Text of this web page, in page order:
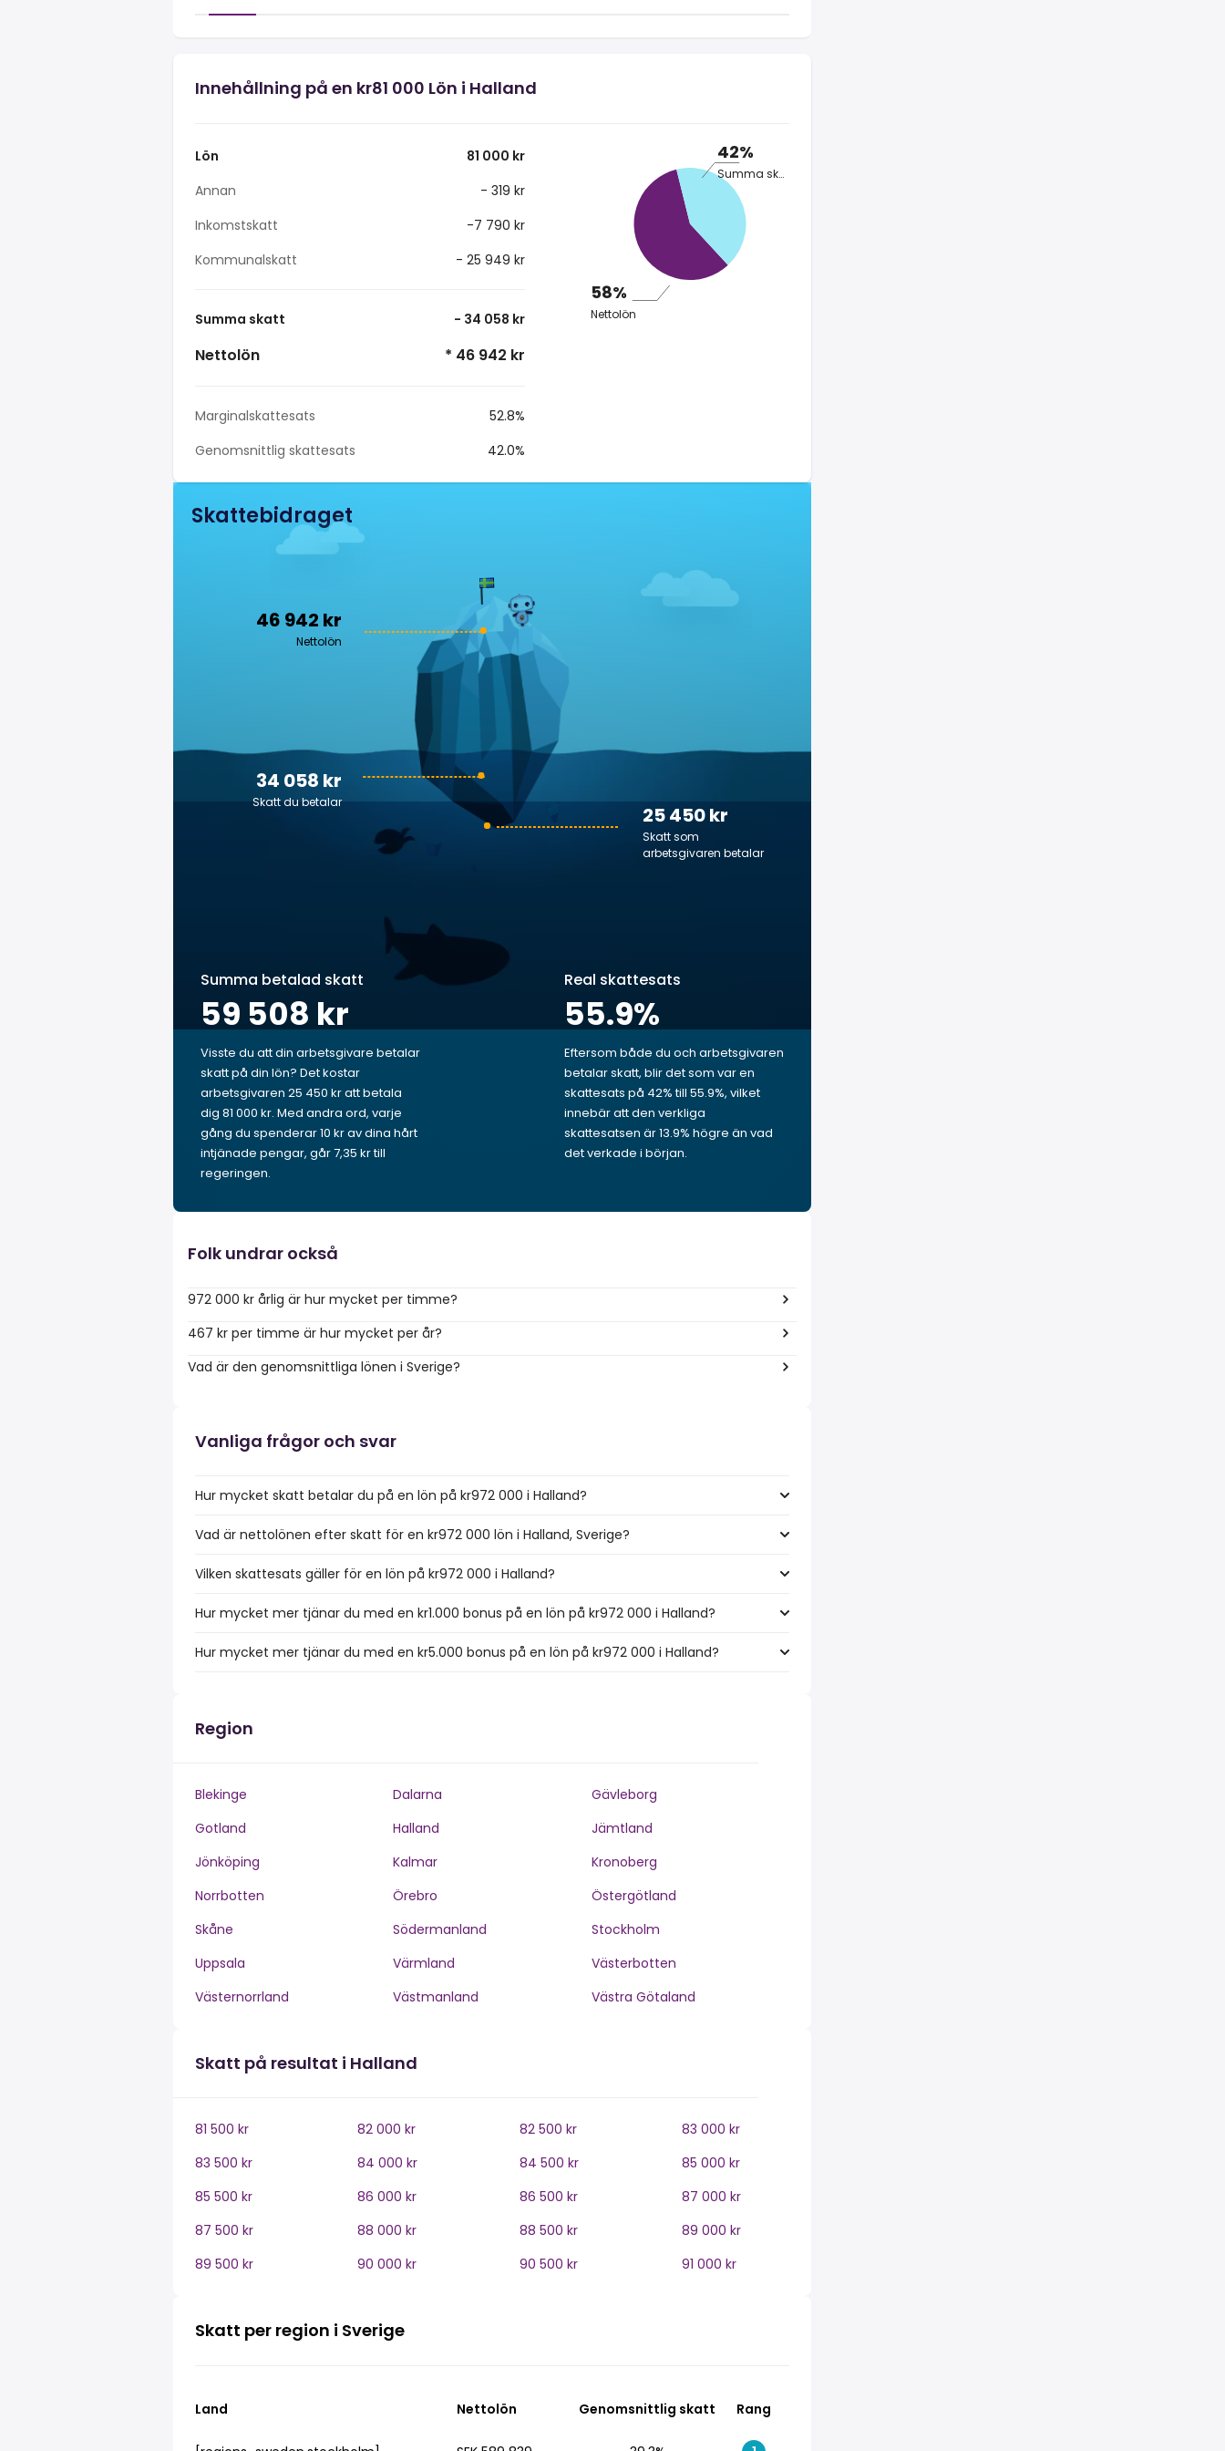
Innehållning på en kr81 000 Lön i Halland
Lön
81 000 kr
Annan
- 319 kr
Inkomstskatt
-7 790 kr
Kommunalskatt
- 25 949 kr
Summa skatt - 34 058 kr
Nettolön * 46 942 kr
Marginalskattesats
52.8%
Genomsnittlig skattesats
42.0%
42%
Summa skatt
58%
Nettolön
Skattebidraget
46 942 kr
Nettolön
25 450 kr
Skatt som
arbetsgivaren betalar
34 058 kr
Skatt du betalar
Summa betalad skatt
59 508 kr
Visste du att din arbetsgivare betalar
skatt på din lön? Det kostar
arbetsgivaren 25 450 kr att betala
dig 81 000 kr. Med andra ord, varje
gång du spenderar 10 kr av dina hårt
intjänade pengar, går 7,35 kr till
regeringen.
Real skattesats
55.9%
Eftersom både du och arbetsgivaren
betalar skatt, blir det som var en
skattesats på 42% till 55.9%, vilket
innebär att den verkliga
skattesatsen är 13.9% högre än vad
det verkade i början.
Folk undrar också
972 000 kr årlig är hur mycket per timme?
467 kr per timme är hur mycket per år?
Vad är den genomsnittliga lönen i Sverige?
Vanliga frågor och svar
Hur mycket skatt betalar du på en lön på kr972 000 i Halland?
Vad är nettolönen efter skatt för en kr972 000 lön i Halland, Sverige?
Vilken skattesats gäller för en lön på kr972 000 i Halland?
Hur mycket mer tjänar du med en kr1.000 bonus på en lön på kr972 000 i Halland?
Hur mycket mer tjänar du med en kr5.000 bonus på en lön på kr972 000 i Halland?
Region
Blekinge Dalarna
Gävleborg
Gotland
Halland
Jämtland
Jönköping
Kalmar
Kronoberg
Norrbotten
Örebro
Östergötland
Skåne
Södermanland
Stockholm
Uppsala
Värmland
Västerbotten
Västernorrland
Västmanland Västra Götaland
Skatt på resultat i Halland
81 500 kr 82 000 kr 82 500 kr
83 000 kr
83 500 kr
84 000 kr 84 500 kr
85 000 kr
85 500 kr
86 000 kr 86 500 kr
87 000 kr
87 500 kr
88 000 kr 88 500 kr
89 000 kr
89 500 kr
90 000 kr 90 500 kr 91 000 kr
Skatt per region i Sverige
Land Nettolön Genomsnittlig skatt Rang